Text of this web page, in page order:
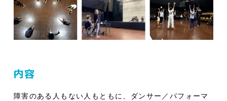
内容
障害のある人もない人もともに、ダンサー／パフォーマ